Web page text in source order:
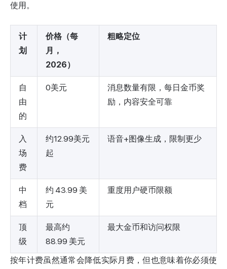
使用。
计
划
价格（每
月，
2026）
粗略定位
自
由
的
0美元
消息数量有限，每日金币奖
励，内容安全可靠
入
场
费
约12.99美元
起
语音+图像生成，限制更少
中
档
约 43.99 美
元
重度用户硬币限额
顶
级
最高约
88.99 美元
最大金币和访问权限
按年计费虽然通常会降低实际月费，但也意味着你必须使